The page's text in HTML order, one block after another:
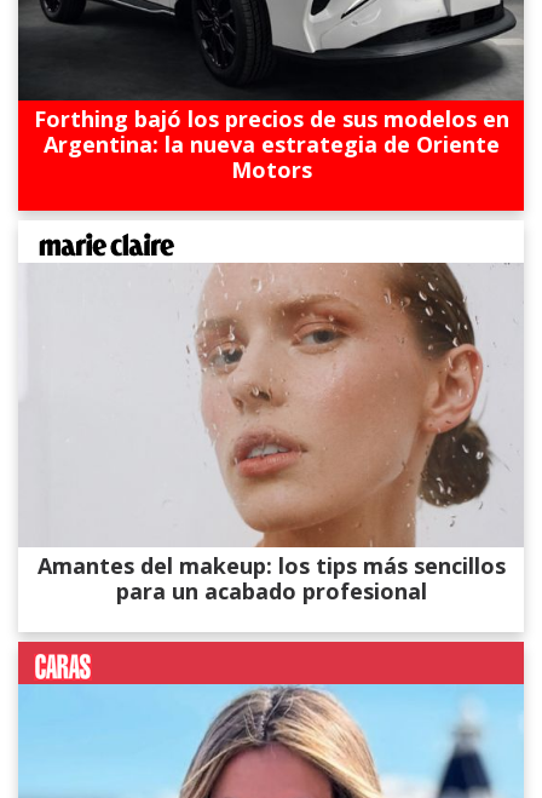
Forthing bajó los precios de sus modelos en
Argentina: la nueva estrategia de Oriente
Motors
Amantes del makeup: los tips más sencillos
para un acabado profesional